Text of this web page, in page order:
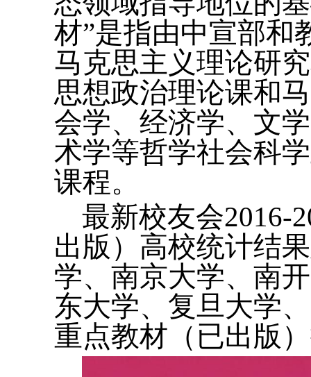
材”是指由中宣部和
马克思主义理论研
思想政治理论课和
会学、经济学、文
术学等哲学社会科
课程。
最新校友会2016-
出版）高校统计结
学、南京大学、南
东大学、复旦大学
重点教材（已出版